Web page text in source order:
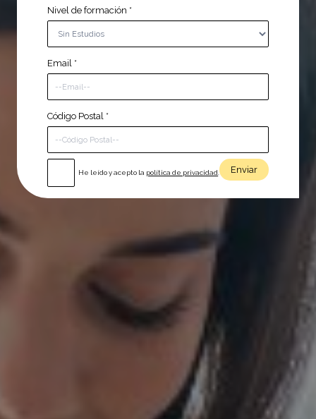
Nivel de formación *
Email *
Código Postal *
He leído y acepto la política de privacidad .